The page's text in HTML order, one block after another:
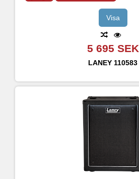
Visa
5 695 SEK
LANEY 110583